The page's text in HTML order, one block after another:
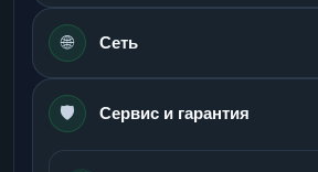
🌐 Сеть
🛡️ Сервис и гарантия